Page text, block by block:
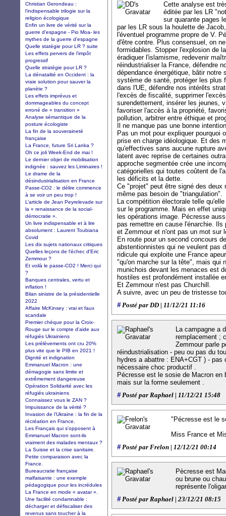
Cette analyse est
éditée par les LR
sur quarante pages
par les LR sous la houlette de
l'éventuel programme propre de V.
d'être contre. Plus consensuel, on
formidables. Stopper l'explosion de
éradiquer l'islamisme, redevenir
réindustrialiser la France, défendre
dépendance énergétique, bâtir notre
système de santé, protéger les plus
dans l'UE, défendre nos intérêts
l'excès de fiscalité, supprimer
surendettement, insérer les jeunes,
favoriser l'accès à la propriété,
pollution, arbitrer entre éthique et
Il ne manque pas une bonne
Pas un mot pour expliquer pourquoi
prise en charge idéologique. Et des
qu'effectives sans aucune rupture
latent avec reprise de certaines
approche segmentée crée une
catégorielles qui toutes coûtent de
les déficits et la dette.
Ce "projet" peut être signé des
même pas besoin de "triangulation".
La compétition électorale telle
sur le programme. Mais en effet
les opérations image. Pécresse
pas remettre en cause l'énarchie.
et Zemmour et n'ont pas un mot sur
En route pour un second concours
abstentionnistes qui ne veulent pas
ridicule qui exploite une France
"qu'on marche sur la tête", mais qui
munichois devant les menaces est
hostiles est profondément installée
Et Zemmour n'est pas Churchill.
A suivre, avec un peu de tristesse
#Posté par DD | 11/12/21 11:16
La campagne a
remplacement ;
Zemmour parle
réindustrialisation - peu ou pas du
hydres a abattre : ENA+CGT ) -
nécessaire choc productif .
Pécresse est le sosie de Macron en
mais sur la forme seulement .
#Posté par Raphael | 11/12/21 15:48
"Pécresse est le
Miss France et
#Posté par Frelon | 12/12/21 00:14
Pècresse est
ou brune ou
représente
#Posté par Raphael | 23/12/21 08:15
Christian Gerondeau :
l'indispensable trilogie sur la
religion écologique
Enfin un livre de vérité sur la
guerre d'espagne - Pio Moa- les
mythes de la guerre d'espagne
Quelle statégie pour LR ? suite
Les effets pervers de l’impôt
progressif
Quelle stratégie pour LR ?
La dénatalité en Occident : la
vraie solution pour sauver la
planète ?
Les effets imprévus et
dommageables du concept
erroné de « transition »
Analyse sémantique de la
posture écologiste
La fin de la souveraineté
française
La France, future Sri Lanka ?
Oh ce joli Week-End de mai !
Le dernier objet de mobilisation
indignée : sauvez les Liminaires !
Le drame de la
désindustrialisation en France
Passe-CO2 : le délire commence
à se voir un peu trop !
L’article de Jean Peyrelevade sur
la « renaissance de la social-
démocratie ».
Un livre indispensable et à lire
absolument : Laurent Toubiana
Covid
Les dix sujets nationaux critiques
Quelles leçons de l'échec d'Eric
Zemmour ?
Et voilà le passe-CO2 ! Merci qui
?
Banques centrales, vertu et
inflation !
Bilan sinistre de la présidentielle
2022
Affaire McKinsey : vrai et faux
scandale
Premier chèque pour la Croix-
Rouge sur le compte d'aide aux
réfugiés Ukrainiens
Les prélèvements ont cru 20%
plus vite que le PIB en 2021 !
Dignité et indignation
Emmanuel Macron : une
démagogie sans limite et
extrêmement dangereuse
Opération Solidarité avec les
réfugiés ukrainiens
Connaissez vous le ZAN ?
Impuissance de la vérité ?
Invasion de l’Ukraine : la fin de la
récréation en France.
Les Français qui s'opposent à
Emmanuel Macron sont-ils
vraiment des malades mentaux ?
La Suisse et la crise sanitaire.
Petite comparaison avec la
France.
Bureaucratie française
malfaisante : une exemple
pédagogique pour les incrédules
La France en mode « avatar ».
Une facilité condamnable :
décharger et défiscaliser des
revenus sans toucher à la